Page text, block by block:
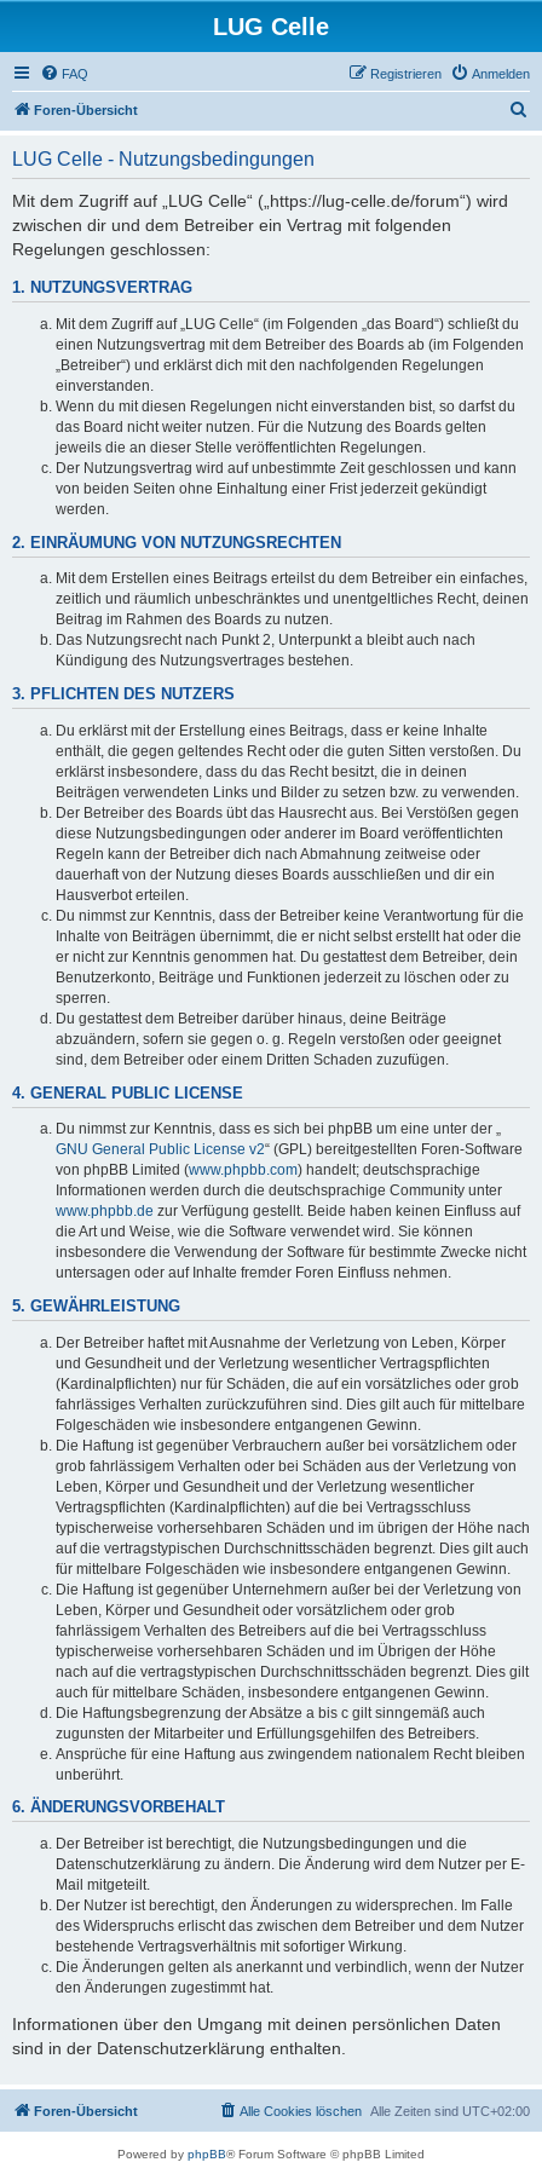
LUG Celle
FAQ Anmelden
Registrieren
Foren-Übersicht
LUG Celle - Nutzungsbedingungen
Mit dem Zugriff auf „LUG Celle“ („https://lug-celle.de/forum“) wird
zwischen dir und dem Betreiber ein Vertrag mit folgenden
Regelungen geschlossen:
1. NUTZUNGSVERTRAG
Mit dem Zugriff auf „LUG Celle“ (im Folgenden „das Board“) schließt du
einen Nutzungsvertrag mit dem Betreiber des Boards ab (im Folgenden
„Betreiber“) und erklärst dich mit den nachfolgenden Regelungen
einverstanden.
Wenn du mit diesen Regelungen nicht einverstanden bist, so darfst du
das Board nicht weiter nutzen. Für die Nutzung des Boards gelten
jeweils die an dieser Stelle veröffentlichten Regelungen.
Der Nutzungsvertrag wird auf unbestimmte Zeit geschlossen und kann
von beiden Seiten ohne Einhaltung einer Frist jederzeit gekündigt
werden.
2. EINRÄUMUNG VON NUTZUNGSRECHTEN
Mit dem Erstellen eines Beitrags erteilst du dem Betreiber ein einfaches,
zeitlich und räumlich unbeschränktes und unentgeltliches Recht, deinen
Beitrag im Rahmen des Boards zu nutzen.
Das Nutzungsrecht nach Punkt 2, Unterpunkt a bleibt auch nach
Kündigung des Nutzungsvertrages bestehen.
3. PFLICHTEN DES NUTZERS
Du erklärst mit der Erstellung eines Beitrags, dass er keine Inhalte
enthält, die gegen geltendes Recht oder die guten Sitten verstoßen. Du
erklärst insbesondere, dass du das Recht besitzt, die in deinen
Beiträgen verwendeten Links und Bilder zu setzen bzw. zu verwenden.
Der Betreiber des Boards übt das Hausrecht aus. Bei Verstößen gegen
diese Nutzungsbedingungen oder anderer im Board veröffentlichten
Regeln kann der Betreiber dich nach Abmahnung zeitweise oder
dauerhaft von der Nutzung dieses Boards ausschließen und dir ein
Hausverbot erteilen.
Du nimmst zur Kenntnis, dass der Betreiber keine Verantwortung für die
Inhalte von Beiträgen übernimmt, die er nicht selbst erstellt hat oder die
er nicht zur Kenntnis genommen hat. Du gestattest dem Betreiber, dein
Benutzerkonto, Beiträge und Funktionen jederzeit zu löschen oder zu
sperren.
Du gestattest dem Betreiber darüber hinaus, deine Beiträge
abzuändern, sofern sie gegen o. g. Regeln verstoßen oder geeignet
sind, dem Betreiber oder einem Dritten Schaden zuzufügen.
4. GENERAL PUBLIC LICENSE
Du nimmst zur Kenntnis, dass es sich bei phpBB um eine unter der „
GNU General Public License v2“ (GPL) bereitgestellten Foren-Software
von phpBB Limited (www.phpbb.com) handelt; deutschsprachige
Informationen werden durch die deutschsprachige Community unter
www.phpbb.de zur Verfügung gestellt. Beide haben keinen Einfluss auf
die Art und Weise, wie die Software verwendet wird. Sie können
insbesondere die Verwendung der Software für bestimmte Zwecke nicht
untersagen oder auf Inhalte fremder Foren Einfluss nehmen.
5. GEWÄHRLEISTUNG
Der Betreiber haftet mit Ausnahme der Verletzung von Leben, Körper
und Gesundheit und der Verletzung wesentlicher Vertragspflichten
(Kardinalpflichten) nur für Schäden, die auf ein vorsätzliches oder grob
fahrlässiges Verhalten zurückzuführen sind. Dies gilt auch für mittelbare
Folgeschäden wie insbesondere entgangenen Gewinn.
Die Haftung ist gegenüber Verbrauchern außer bei vorsätzlichem oder
grob fahrlässigem Verhalten oder bei Schäden aus der Verletzung von
Leben, Körper und Gesundheit und der Verletzung wesentlicher
Vertragspflichten (Kardinalpflichten) auf die bei Vertragsschluss
typischerweise vorhersehbaren Schäden und im übrigen der Höhe nach
auf die vertragstypischen Durchschnittsschäden begrenzt. Dies gilt auch
für mittelbare Folgeschäden wie insbesondere entgangenen Gewinn.
Die Haftung ist gegenüber Unternehmern außer bei der Verletzung von
Leben, Körper und Gesundheit oder vorsätzlichem oder grob
fahrlässigem Verhalten des Betreibers auf die bei Vertragsschluss
typischerweise vorhersehbaren Schäden und im Übrigen der Höhe
nach auf die vertragstypischen Durchschnittsschäden begrenzt. Dies gilt
auch für mittelbare Schäden, insbesondere entgangenen Gewinn.
Die Haftungsbegrenzung der Absätze a bis c gilt sinngemäß auch
zugunsten der Mitarbeiter und Erfüllungsgehilfen des Betreibers.
Ansprüche für eine Haftung aus zwingendem nationalem Recht bleiben
unberührt.
6. ÄNDERUNGSVORBEHALT
Der Betreiber ist berechtigt, die Nutzungsbedingungen und die
Datenschutzerklärung zu ändern. Die Änderung wird dem Nutzer per E-
Mail mitgeteilt.
Der Nutzer ist berechtigt, den Änderungen zu widersprechen. Im Falle
des Widerspruchs erlischt das zwischen dem Betreiber und dem Nutzer
bestehende Vertragsverhältnis mit sofortiger Wirkung.
Die Änderungen gelten als anerkannt und verbindlich, wenn der Nutzer
den Änderungen zugestimmt hat.
Informationen über den Umgang mit deinen persönlichen Daten
sind in der Datenschutzerklärung enthalten.
Foren-Übersicht Alle Zeiten sind UTC+02:00
Alle Cookies löschen
Powered by phpBB® Forum Software © phpBB Limited